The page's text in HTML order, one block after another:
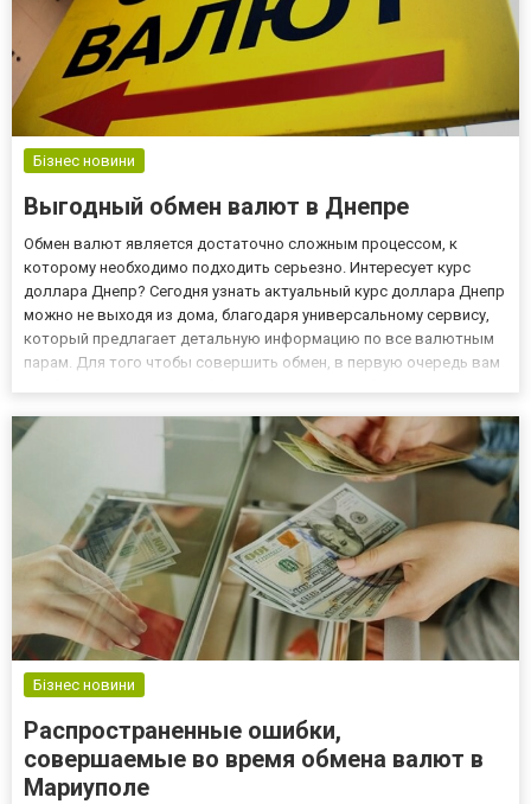
Бізнес новини
Выгодный обмен валют в Днепре
Обмен валют является достаточно сложным процессом, к
которому необходимо подходить серьезно. Интересует курс
доллара Днепр? Сегодня узнать актуальный курс доллара Днепр
можно не выходя из дома, благодаря универсальному сервису,
который предлагает детальную информацию по все валютным
парам. Для того чтобы совершить обмен, в первую очередь вам
посредни...
Бізнес новини
Распространенные ошибки,
совершаемые во время обмена валют в
Мариуполе